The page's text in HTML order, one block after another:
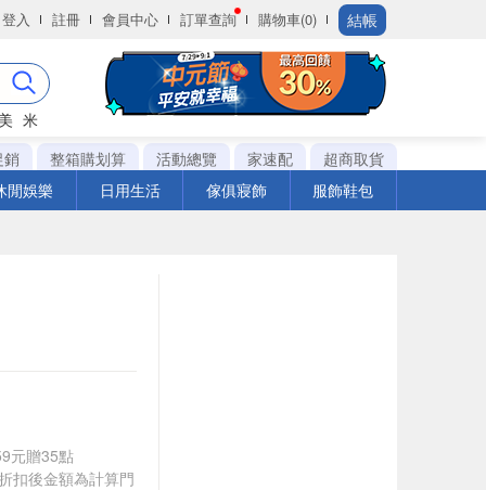
登入 註冊 會員中心 訂單查詢 購物車(0) 結帳
米
銷
整箱購划算 活動總覽 家速配
超商取貨
閒娛樂
日用生活 傢俱寢飾 服飾鞋包
元贈35點
扣後金額為計算門